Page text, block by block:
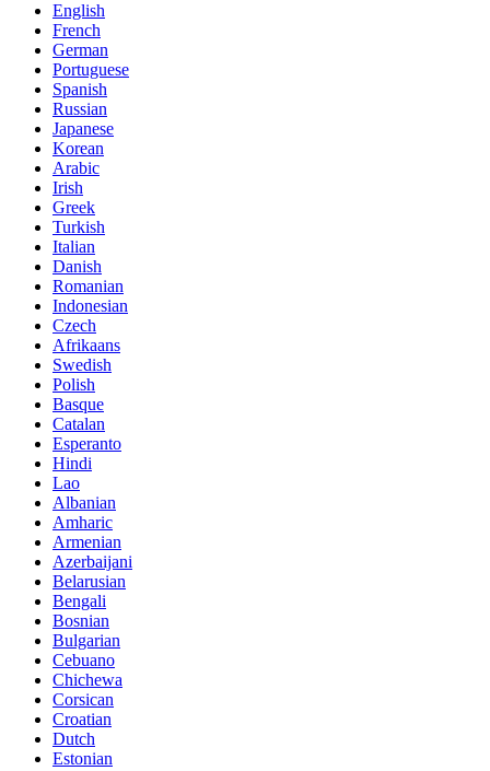
English
French
German
Portuguese
Spanish
Russian
Japanese
Korean
Arabic
Irish
Greek
Turkish
Italian
Danish
Romanian
Indonesian
Czech
Afrikaans
Swedish
Polish
Basque
Catalan
Esperanto
Hindi
Lao
Albanian
Amharic
Armenian
Azerbaijani
Belarusian
Bengali
Bosnian
Bulgarian
Cebuano
Chichewa
Corsican
Croatian
Dutch
Estonian